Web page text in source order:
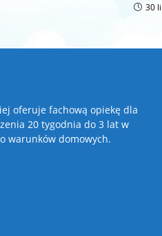
30
oferuje fachową opiekę dla
20 tygodnia do 3 lat w
warunków domowych.